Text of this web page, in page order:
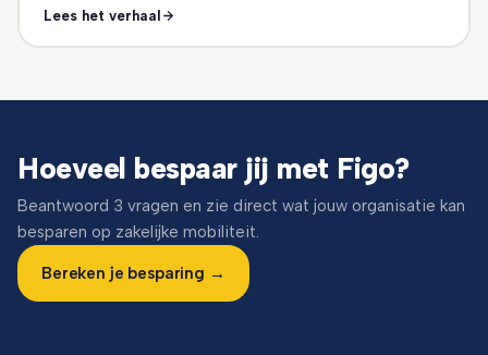
Lees het verhaal
Hoeveel bespaar jij met Figo?
Beantwoord 3 vragen en zie direct wat jouw organisatie kan
besparen op zakelijke mobiliteit.
Bereken je besparing →